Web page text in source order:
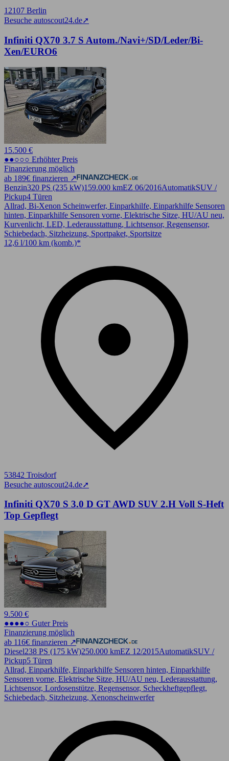
12107 Berlin
Besuche autoscout24.de➚
Infiniti QX70 3.7 S Autom./Navi+/SD/Leder/Bi-
Xen/EURO6
15.500 €
●●○○○ Erhöhter Preis
Finanzierung möglich
ab 189€ finanzieren ↗
Benzin320 PS (235 kW)159.000 kmEZ 06/2016AutomatikSUV /
Pickup4 Türen
Allrad, Bi-Xenon Scheinwerfer, Einparkhilfe, Einparkhilfe Sensoren
hinten, Einparkhilfe Sensoren vorne, Elektrische Sitze, HU/AU neu,
Kurvenlicht, LED, Lederausstattung, Lichtsensor, Regensensor,
Schiebedach, Sitzheizung, Sportpaket, Sportsitze
12,6 l/100 km (komb.)*
53842 Troisdorf
Besuche autoscout24.de➚
Infiniti QX70 S 3.0 D GT AWD SUV 2.H Voll S-Heft
Top Gepflegt
9.500 €
●●●●○ Guter Preis
Finanzierung möglich
ab 116€ finanzieren ↗
Diesel238 PS (175 kW)250.000 kmEZ 12/2015AutomatikSUV /
Pickup5 Türen
Allrad, Einparkhilfe, Einparkhilfe Sensoren hinten, Einparkhilfe
Sensoren vorne, Elektrische Sitze, HU/AU neu, Lederausstattung,
Lichtsensor, Lordosenstütze, Regensensor, Scheckheftgepflegt,
Schiebedach, Sitzheizung, Xenonscheinwerfer